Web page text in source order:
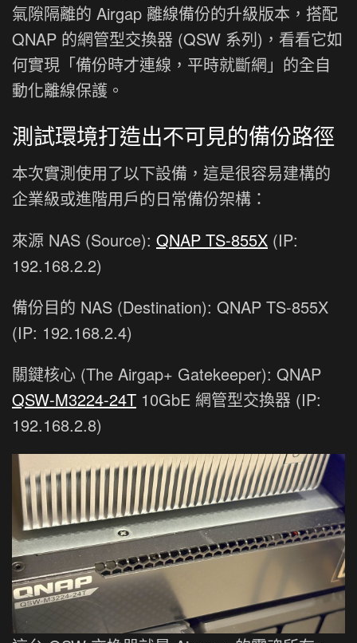
氣隙隔離的 Airgap 離線備份的升級版本，搭配
QNAP 的網管型交換器 (QSW 系列)，看看它如
何實現「備份時才連線，平時就斷網」的全自
動化離線保護。
測試環境打造出不可見的備份路徑
本次實測使用了以下設備，這是很容易建構的
企業級或進階用戶的日常備份架構：
來源 NAS (Source): QNAP TS-855X (IP:
192.168.2.2)
備份目的 NAS (Destination): QNAP TS-855X
(IP: 192.168.2.4)
關鍵核心 (The Airgap+ Gatekeeper): QNAP
QSW-M3224-24T 10GbE 網管型交換器 (IP:
192.168.2.8)